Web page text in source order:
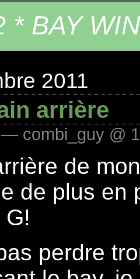
* BAY
2011
arrière
combi_guy @
de
de plus en
G!
perdre